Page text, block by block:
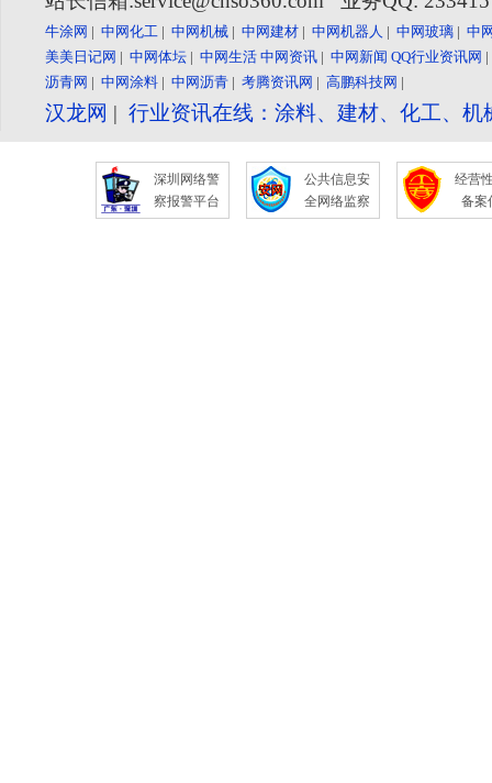
牛涂网 | 中网化工 | 中网机械 | 中网建材 | 中网机器人 | 中网玻璃 | 中
美美日记网 | 中网体坛 | 中网生活 中网资讯 | 中网新闻 QQ行业资讯网
沥青网 | 中网涂料 | 中网沥青 | 考腾资讯网 | 高鹏科技网 |
汉龙网 | 行业资讯在线：涂料、建材、化工、
深圳网络警
察报警平台
公共信息安
全网络监察
经营
备案